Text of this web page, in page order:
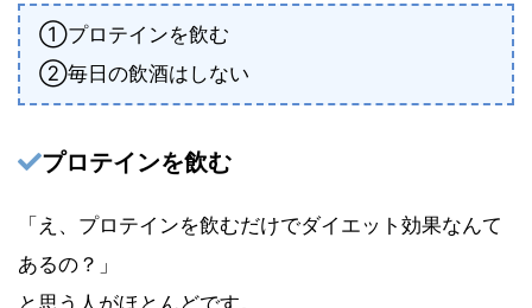
①プロテインを飲む
②毎日の飲酒はしない
プロテインを飲む
「え、プロテインを飲むだけでダイエット効果なんて
あるの？」
と思う人がほとんどです。